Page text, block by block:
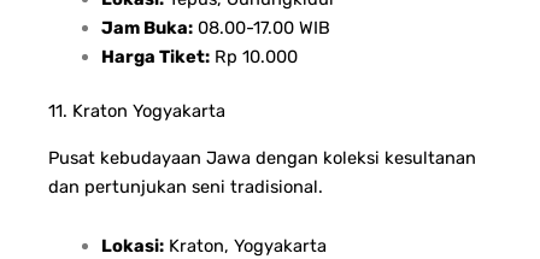
Jam Buka:08.00-17.00 WIB
Harga Tiket:Rp 10.000
11. Kraton Yogyakarta
Pusat kebudayaan Jawa dengan koleksi kesultanan
dan pertunjukan seni tradisional.
Lokasi:Kraton, Yogyakarta